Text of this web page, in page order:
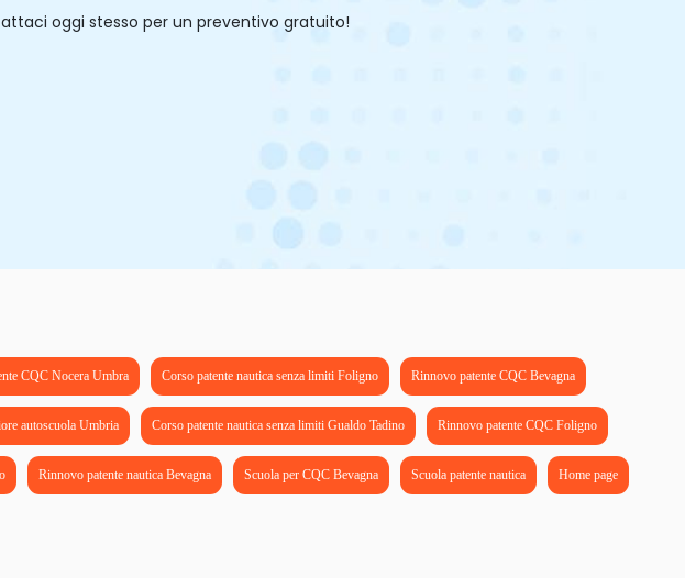
oggi stesso per un preventivo gratuito!
CQC Nocera Umbra Corso patente nautica senza limiti Foligno Rinnovo patente CQC Bevagna
autoscuola Umbria Corso patente nautica senza limiti Gualdo Tadino Rinnovo patente CQC Foligno
Rinnovo patente nautica Bevagna Scuola per CQC Bevagna Scuola patente nautica Home page